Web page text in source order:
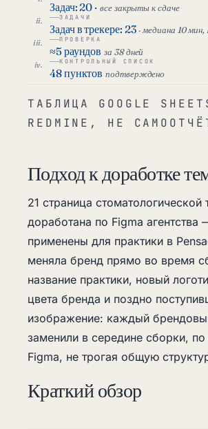
Задач: 20 · все закрыты к сдаче
ЗАДАЧИ
Задач в трекере: 23 · медиана 10
ПРОВЕРКА
≈5 раундов за 38 дней
КОНТРОЛЬНЫЙ СПИСОК
48 пунктов подтверждено
ТАБЛИЦА GOOGLE
REDMINE, НЕ
Подход к доработке
21 страница стоматологической
доработана по Figma
применены для практики в
меняла бренд прямо во время
название практики, новый
цвета бренда и поздно
изображение: каждый
заменили в середине сборки,
Figma, не трогая общую
Краткий обзор